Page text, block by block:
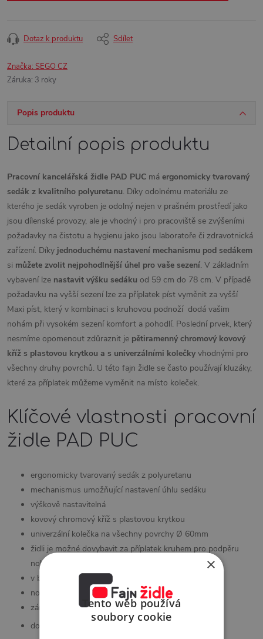
Dotaz k produktu Sdílet
Značka: SEGO CZ
Záruka: 3 roky
Popis produktu
Detailní popis produktu
Pracovní kancelářská židle PAD PUC má ergonomicky tvarovaný
sedák z kvalitního polyuretanu. Díky odolnému materiálu ze
kterého je sedák vyroben je odolný nejen v prašném prostředí jako
jsou dílenské provozy, ale je vhodný i pro pracoviště se zvýšeními
požadavky na čistotu a hygienu jako jsou laboratoře či zdravotnická
zařízení. Díky jednoduchému nastavení mechanismu pod sedákem
si můžete zvolit nejpohodlnější úhel pro vaše sezení. V základním
vybavení lze nastavit výšku sedáku od 59 cm do 78 cm. V případě
požadavku na vyšší sezení lze za příplatek píst vyměnit za vyšší
Maxi píst, který v kombinaci s kruhovou podnoží dodá vašim
nohám při vysokém sezení komfort a pohodlí. Poslední prvek, který
nesmíme opomenout zdůraznit je pětiramenný chromový kovový
kříž s plastovou krytkou a s univerzálními kolečky vhodnými pro
všechny druhy povrchů. U této fajn židle se často používají kluzáky,
které za příplatek můžeme vyměnit na místo koleček.
Klíčové vlastnosti pracovní
židle PAD PUC
ergonomicky tvarovaný sedák z polyuretanu
mechanismus umožňující nastavení úhlu sedáku
výškově nastavitelná
kovový chromový kříž s plastovou krytkou
univerzální kolečka na všechny povrchy Ø 60mm
židli je možné dovybavit za příplatek kruhem pro podpěru
nohou a vyšším pístem
v barevném provedení: sedák černý polyuretan
nosnost 120 kg
záruka 36 měsíců
dodání v demontu v kartonu
×
Tento web používá
soubory cookie